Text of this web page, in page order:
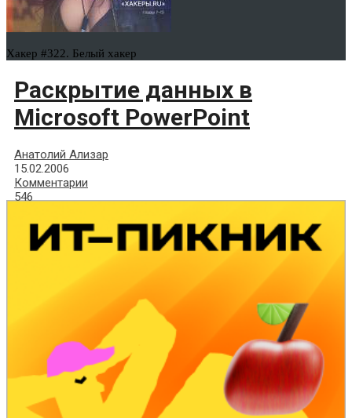
Хакер #322. Белый хакер
Раскрытие данных в
Microsoft PowerPoint
Анатолий Ализар
15.02.2006
Комментарии
546